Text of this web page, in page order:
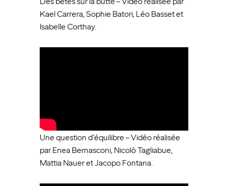
Kael Carrera, Sophie Batori, Léo Basset et
Isabelle Corthay.
Une question d’équilibre – Vidéo réalisée
par Enea Bernasconi, Nicolò Tagliabue,
Mattia Nauer et Jacopo Fontana.